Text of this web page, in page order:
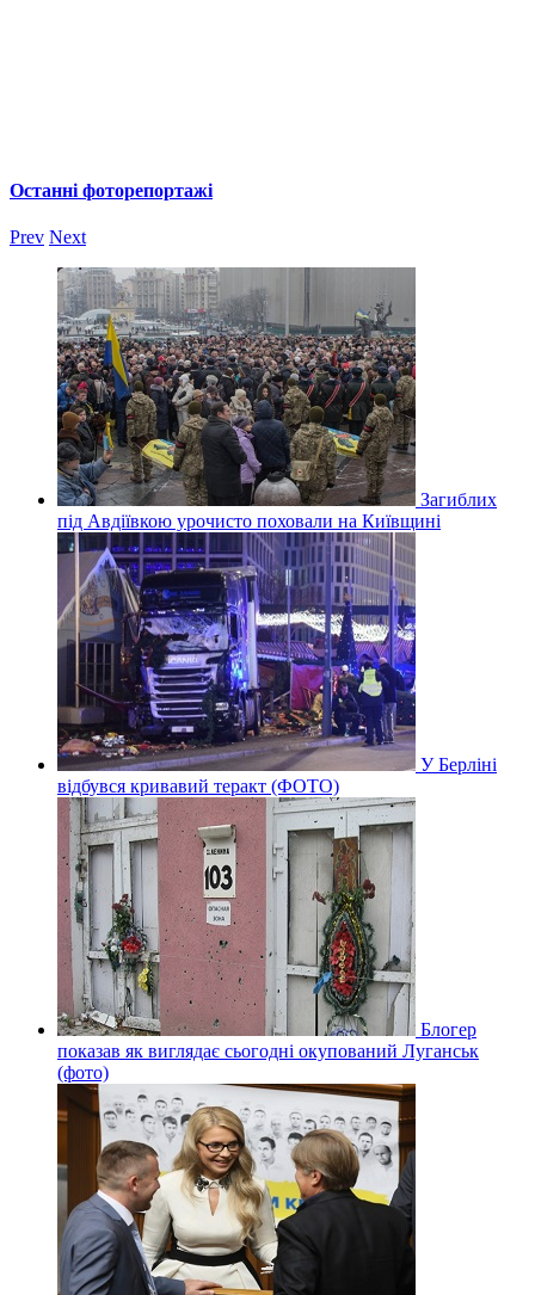
Останні фоторепортажі
Prev Next
Загиблих
під Авдіївкою урочисто поховали на Київщині
У Берліні
відбувся кривавий теракт (ФОТО)
Блогер
показав як виглядає сьогодні окупований Луганськ
(фото)